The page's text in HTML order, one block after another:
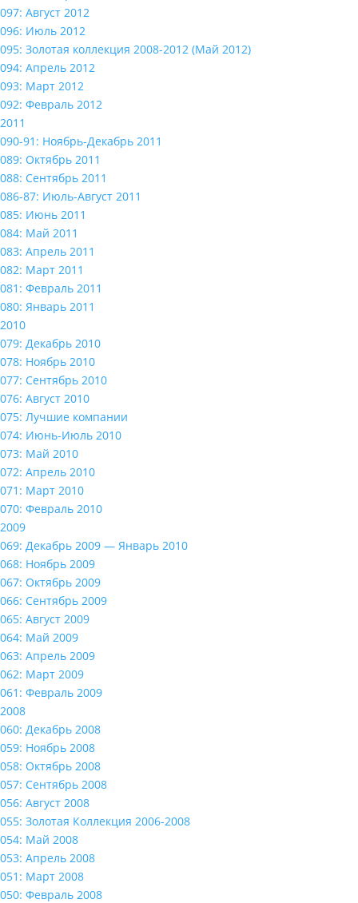
097: Август 2012
096: Июль 2012
095: Золотая коллекция 2008-2012 (Май 2012)
094: Апрель 2012
093: Март 2012
092: Февраль 2012
2011
090-91: Ноябрь-Декабрь 2011
089: Октябрь 2011
088: Сентябрь 2011
086-87: Июль-Август 2011
085: Июнь 2011
084: Май 2011
083: Апрель 2011
082: Март 2011
081: Февраль 2011
080: Январь 2011
2010
079: Декабрь 2010
078: Ноябрь 2010
077: Сентябрь 2010
076: Август 2010
075: Лучшие компании
074: Июнь-Июль 2010
073: Май 2010
072: Апрель 2010
071: Март 2010
070: Февраль 2010
2009
069: Декабрь 2009 — Январь 2010
068: Ноябрь 2009
067: Октябрь 2009
066: Сентябрь 2009
065: Август 2009
064: Май 2009
063: Апрель 2009
062: Март 2009
061: Февраль 2009
2008
060: Декабрь 2008
059: Ноябрь 2008
058: Октябрь 2008
057: Сентябрь 2008
056: Август 2008
055: Золотая Коллекция 2006-2008
054: Май 2008
053: Апрель 2008
051: Март 2008
050: Февраль 2008